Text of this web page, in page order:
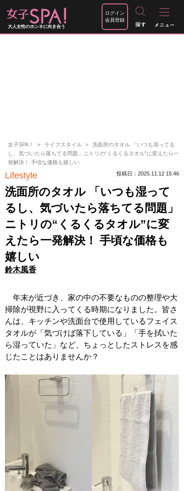
大人女性のホンネに向き合う
ログイン
会員登録
女子SPA！ ライフスタイル
洗面所のタオル 「いつも湿ってる
し、気づいたら落ちてる問題」ニトリの“くるくるタオル”に変えたら一
発解決！ 手頃な価格も嬉しい
Lifestyle 投稿日：2025.11.12 15:46
洗面所のタオル 「いつも湿って
るし、気づいたら落ちてる問題」
ニトリの“くるくるタオル”に変
えたら一発解決！ 手頃な価格も
嬉しい
鈴木風香
年末が近づき、家の中の不要なものの整理や大
掃除が視野に入ってくる時期になりました。皆さ
んは、キッチンや洗面台で使用しているフェイス
タオルが「気づけば落下している」「手を拭いた
ら湿っていた」など、ちょっとしたストレスを感
じたことはありませんか？